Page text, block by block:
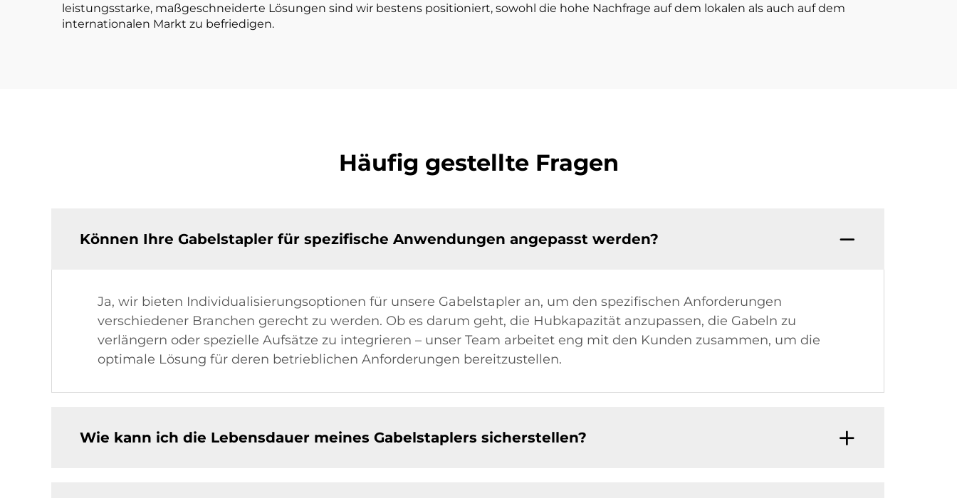
leistungsstarke, maßgeschneiderte Lösungen sind wir bestens positioniert, sowohl die hohe Nachfrage auf dem lokalen als auch auf dem
internationalen Markt zu befriedigen.
Häufig gestellte Fragen
Können Ihre Gabelstapler für spezifische Anwendungen angepasst werden?
Ja, wir bieten Individualisierungsoptionen für unsere Gabelstapler an, um den spezifischen Anforderungen
verschiedener Branchen gerecht zu werden. Ob es darum geht, die Hubkapazität anzupassen, die Gabeln zu
verlängern oder spezielle Aufsätze zu integrieren – unser Team arbeitet eng mit den Kunden zusammen, um die
optimale Lösung für deren betrieblichen Anforderungen bereitzustellen.
Wie kann ich die Lebensdauer meines Gabelstaplers sicherstellen?